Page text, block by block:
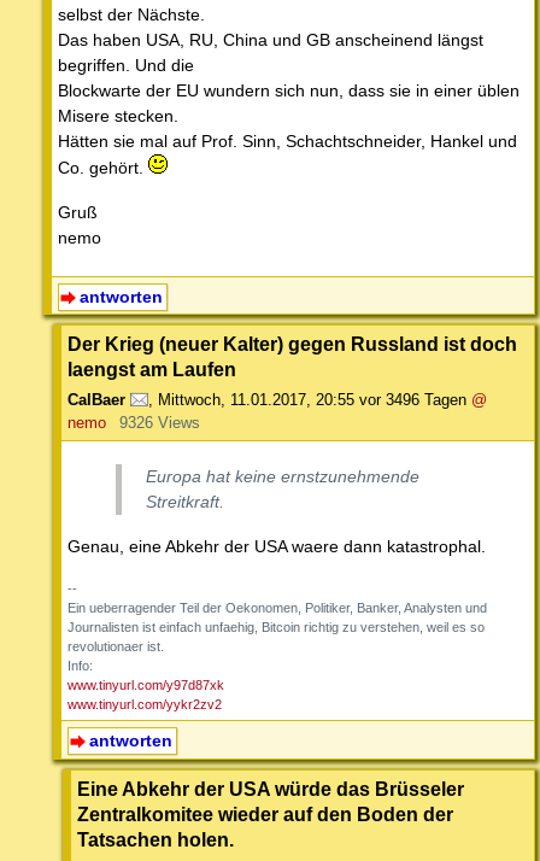
selbst der Nächste.
Das haben USA, RU, China und GB anscheinend längst
begriffen. Und die
Blockwarte der EU wundern sich nun, dass sie in einer üblen
Misere stecken.
Hätten sie mal auf Prof. Sinn, Schachtschneider, Hankel und
Co. gehört.
Gruß
nemo
antworten
Der Krieg (neuer Kalter) gegen Russland ist doch
laengst am Laufen
CalBaer , Mittwoch, 11.01.2017, 20:55 vor 3496 Tagen @
nemo
9326 Views
Europa hat keine ernstzunehmende
Streitkraft.
Genau, eine Abkehr der USA waere dann katastrophal.
--
Ein ueberragender Teil der Oekonomen, Politiker, Banker, Analysten und
Journalisten ist einfach unfaehig, Bitcoin richtig zu verstehen, weil es so
revolutionaer ist.
Info:
www.tinyurl.com/y97d87xk
www.tinyurl.com/yykr2zv2
antworten
Eine Abkehr der USA würde das Brüsseler
Zentralkomitee wieder auf den Boden der
Tatsachen holen.